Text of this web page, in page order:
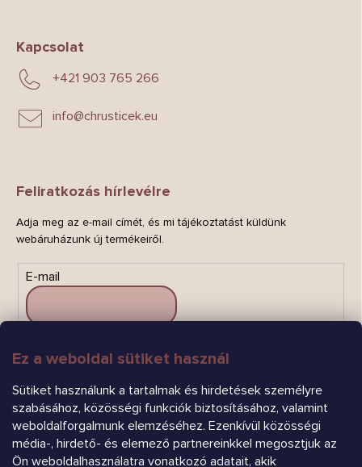
Ez a weboldal sütiket használ
Sütiket használunk a tartalmak és hirdetések személyre
szabásához, közösségi funkciók biztosításához, valamint
weboldalforgalmunk elemzéséhez. Ezenkívül közösségi
média-, hirdető- és elemező partnereinkkel megosztjuk az
Ön weboldalhasználatra vonatkozó adatait, akik
Kapcsolat
info@chrusticek.eu
+421 903 765 266
Feliratkozás hírlevélre
Adja meg az e-mail címét, és mi tájékoztatást küldünk
webáruházunk új termékeiről.
E-mail
FELIRATKOZÁS